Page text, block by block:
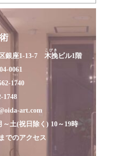
銀座1-13-7 木挽
こびき
ビル1階
0061
1740
1748
art.com
～土(祝日除く) 10～19時
でのアクセス